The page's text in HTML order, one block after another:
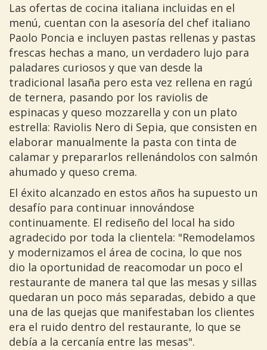
Las ofertas de cocina italiana incluidas en el
menú, cuentan con la asesoría del chef italiano
Paolo Poncia e incluyen pastas rellenas y pastas
frescas hechas a mano, un verdadero lujo para
paladares curiosos y que van desde la
tradicional lasaña pero esta vez rellena en ragú
de ternera, pasando por los raviolis de
espinacas y queso mozzarella y con un plato
estrella: Raviolis Nero di Sepia, que consisten en
elaborar manualmente la pasta con tinta de
calamar y prepararlos rellenándolos con salmón
ahumado y queso crema.
El éxito alcanzado en estos años ha supuesto un
desafío para continuar innovándose
continuamente. El rediseño del local ha sido
agradecido por toda la clientela: "Remodelamos
y modernizamos el área de cocina, lo que nos
dio la oportunidad de reacomodar un poco el
restaurante de manera tal que las mesas y sillas
quedaran un poco más separadas, debido a que
una de las quejas que manifestaban los clientes
era el ruido dentro del restaurante, lo que se
debía a la cercanía entre las mesas".